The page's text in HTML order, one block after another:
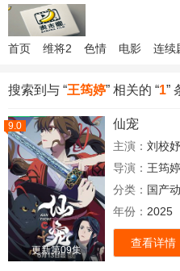
首页 维将2 色情 电影 连续
搜索到与 “王筠婷” 相关的 “1”
9.0
更新第09集
仙宠
主演： 刘校妤
导演： 王筠婷
分类： 国产
年份： 2025
查看详情